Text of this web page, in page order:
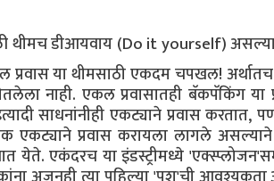
थीमच डीआयवाय (Do it yourself)
प्रवास या थीमसाठी एकदम चपखल!
नाही. एकल प्रवासातही बॅकपॅकिंग
साधनांनीही एकट्याने प्रवास करतात,
एकट्याने प्रवास करायला लागले
येते. एकंदरच या इंडस्ट्रीमध्ये